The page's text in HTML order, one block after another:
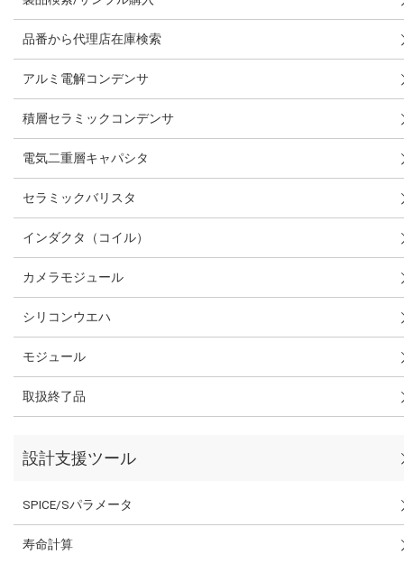
品番から代理店在庫検索
アルミ電解コンデンサ
積層セラミックコンデンサ
電気二重層キャパシタ
セラミックバリスタ
インダクタ（コイル）
カメラモジュール
シリコンウエハ
モジュール
取扱終了品
設計支援ツール
SPICE/Sパラメータ
寿命計算